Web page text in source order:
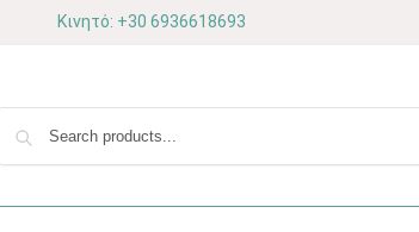
Κινητό: +30 6936618693